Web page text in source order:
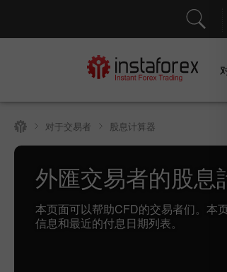
对于交易者 股息计算器
外匯交易者的股息
本页面可以帮助CFD的交易者们。本
信息和最近的付息日期列表。